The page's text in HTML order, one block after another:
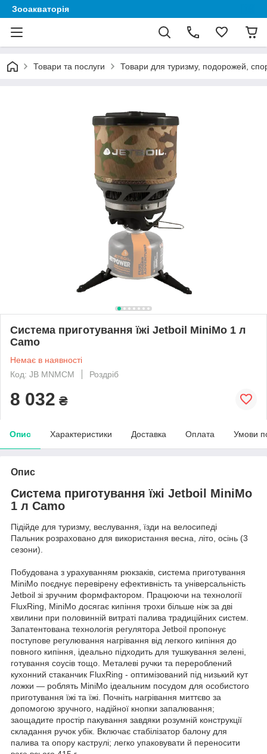
Зооакваторія
Товари та послуги Товари для туризму, подорожей,
Система приготування їжі Jetboil MiniMo 1 л
Camo
Немає в наявності
Код: JB MNMCM
Роздріб
8 032 ₴
Опис Характеристики Доставка Оплата Умови
Опис
Система приготування їжі Jetboil MiniMo
1 л Camo
Підійде для туризму, веслування, їзди на велосипеді
Пальник розраховано для використання весна, літо, осінь (3
сезони).
Побудована з урахуванням рюкзаків, система приготування
MiniMo поєднує перевірену ефективність та універсальність
Jetboil зі зручним формфактором. Працюючи на технології
FluxRing, MiniMo досягає кипіння трохи більше ніж за дві
хвилини при половинній витраті палива традиційних систем.
Запатентована технологія регулятора Jetboil пропонує
поступове регулювання нагрівання від легкого кипіння до
повного кипіння, ідеально підходить для тушкування зелені,
готування соусів тощо. Металеві ручки та перероблений
кухонний стаканчик FluxRing - оптимізований під низький кут
ложки — роблять MiniMo ідеальним посудом для особистого
приготування їжі та їжі. Почніть нагрівання миттєво за
допомогою зручного, надійної кнопки запалювання;
заощадите простір пакування завдяки розумній конструкції
складання ручок убік. Включає стабілізатор балону для
палива та опору каструлі; легко упаковувати й переносити